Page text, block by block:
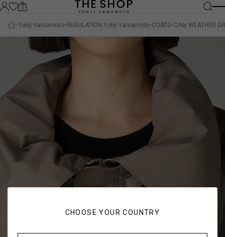
CHOOSE YOUR COUNTRY
0
Yohji Yamamoto REGULATION Yohji Yamamoto COATS C/Ny WEATHER